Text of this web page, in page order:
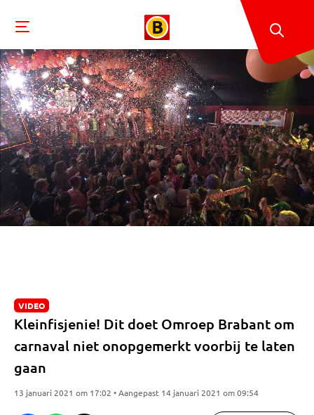
VIDEO
Kleinfisjenie! Dit doet Omroep Brabant om
carnaval niet onopgemerkt voorbij te laten
gaan
13 januari 2021 om 17:02 • Aangepast 14 januari 2021 om 09:54